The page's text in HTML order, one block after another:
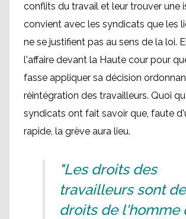
conflits du travail et leur trouver une
convient avec les syndicats que les
ne se justifient pas au sens de la loi.
l'affaire devant la Haute cour pour
fasse appliquer sa décision
réintégration des travailleurs. Quoi
syndicats ont fait savoir que, faute
rapide, la grève aura lieu.
"Les droits des
travailleurs sont
droits de l'homme